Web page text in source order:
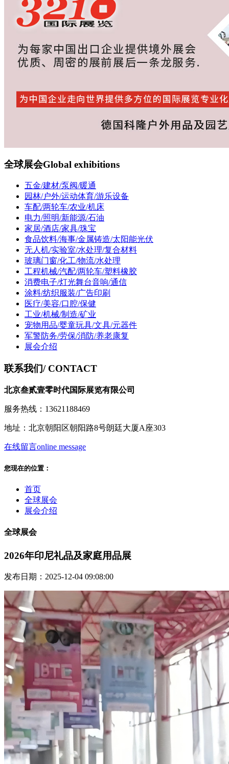
全球展会Global exhibitions
五金/建材/泵阀/暖通
园林/户外/运动体育/游乐设备
车配/两轮车/农业/机床
电力/照明/新能源/石油
家居/酒店/家具/珠宝
食品饮料/海事/金属铸造/太阳能光伏
无人机/实验室/水处理/复合材料
玻璃门窗/化工/物流/水处理
工程机械/汽配/两轮车/塑料橡胶
消费电子/灯光舞台音响/通信
涂料/纺织服装/广告印刷
医疗/美容/口腔/保健
工业/机械/制造/矿业
宠物用品/婴童玩具/文具/元器件
军警防务/劳保/消防/养老康复
展会介绍
联系我们/ CONTACT
北京叁贰壹零时代国际展览有限公司
服务热线：13621188469
地址：北京朝阳区朝阳路8号朗廷大厦A座303
在线留言online message
您现在的位置：
首页
全球展会
展会介绍
全球展会
2026年印尼礼品及家庭用品展
发布日期：2025-12-04 09:08:00